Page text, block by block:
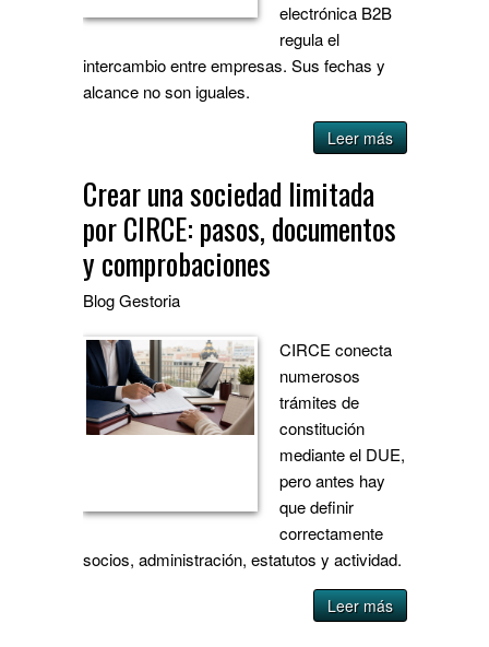
electrónica B2B
regula el
intercambio entre empresas. Sus fechas y
alcance no son iguales.
Leer más
Crear una sociedad limitada
por CIRCE: pasos, documentos
y comprobaciones
BlogGestoria
CIRCE conecta
numerosos
trámites de
constitución
mediante el DUE,
pero antes hay
que definir
correctamente
socios, administración, estatutos y actividad.
Leer más